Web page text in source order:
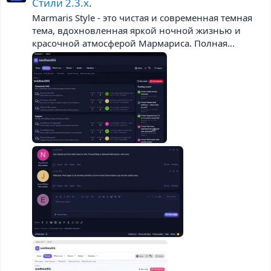
Marmaris Style - это чистая и современная темная
тема, вдохновленная яркой ночной жизнью и
красочной атмосферой Мармариса. Полная...